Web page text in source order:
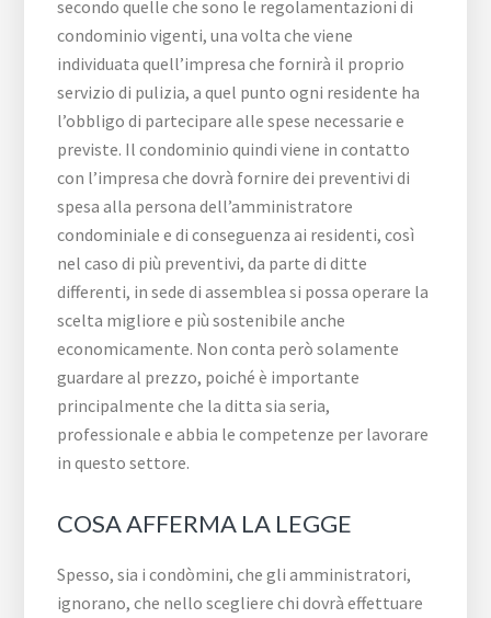
secondo quelle che sono le regolamentazioni di
condominio vigenti, una volta che viene
individuata quell’impresa che fornirà il proprio
servizio di pulizia, a quel punto ogni residente ha
l’obbligo di partecipare alle spese necessarie e
previste. Il condominio quindi viene in contatto
con l’impresa che dovrà fornire dei preventivi di
spesa alla persona dell’amministratore
condominiale e di conseguenza ai residenti, così
nel caso di più preventivi, da parte di ditte
differenti, in sede di assemblea si possa operare la
scelta migliore e più sostenibile anche
economicamente. Non conta però solamente
guardare al prezzo, poiché è importante
principalmente che la ditta sia seria,
professionale e abbia le competenze per lavorare
in questo settore.
COSA AFFERMA LA LEGGE
Spesso, sia i condòmini, che gli amministratori,
ignorano, che nello scegliere chi dovrà effettuare